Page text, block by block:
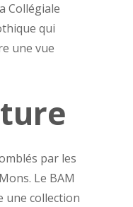
Collégiale
qui
une vue
par les
Le BAM
une collection